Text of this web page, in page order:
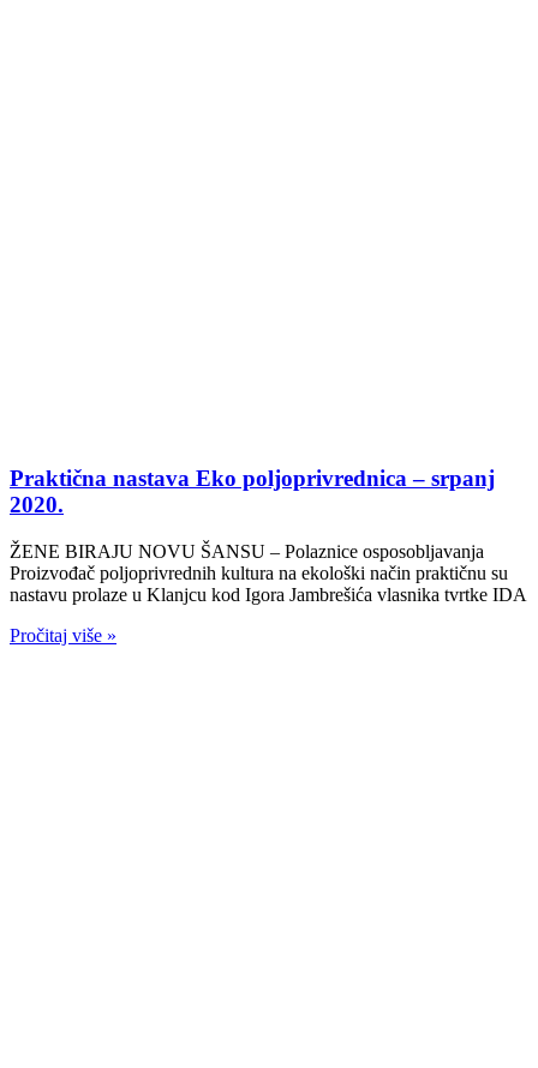
Praktična nastava Eko poljoprivrednica – srpanj
2020.
ŽENE BIRAJU NOVU ŠANSU – Polaznice osposobljavanja
Proizvođač poljoprivrednih kultura na ekološki način praktičnu su
nastavu prolaze u Klanjcu kod Igora Jambrešića vlasnika tvrtke IDA
Pročitaj više »